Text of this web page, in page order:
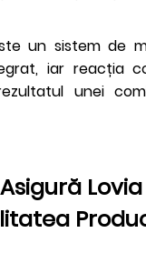
un sistem de
iar reacția
unei